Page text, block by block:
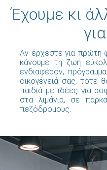
Έχουμε κι
Αν έρχεστε για πρώτη
κάνουμε τη ζωή
ενδιαφέρον,
οικογένειά σας, τότε
παιδιά με ιδέες για
στα λιμάνια, σε
πεζόδρομους.